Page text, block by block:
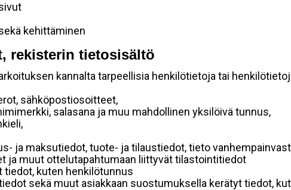
kehittäminen
rekisterin tietosisältö
kannalta tarpeellisia henkilötietoja tai
sähköpostiosoitteet,
salasana ja muu mahdollinen yksilöivä tunnus,
ja maksutiedot, tuote- ja tilaustiedot, tieto
ja muut ottelutapahtumaan liittyvät tilastointitiedot
tiedot, kuten henkilötunnus
sekä muut asiakkaan suostumuksella kerätyt tiedot,